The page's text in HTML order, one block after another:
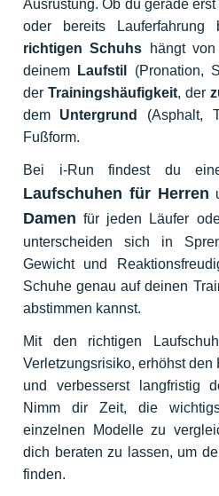
Ausrüstung. Ob du gerade
oder bereits Lauferfahrung
richtigen Schuhs hängt
deinem
Laufstil
(Pronation,
der Trainingshäufigkeit, der
dem Untergrund
(Asphalt,
Fußform.
Bei i-Run findest du
Laufschuhen für Herren
Damen für jeden Läufer
unterscheiden sich in
Gewicht und
Schuhe genau auf deinen
abstimmen kannst.
Mit den richtigen
Verletzungsrisiko, erhöhst den
und verbesserst langfristig
Nimm dir Zeit, die
einzelnen Modelle zu
dich beraten zu lassen, um
finden.